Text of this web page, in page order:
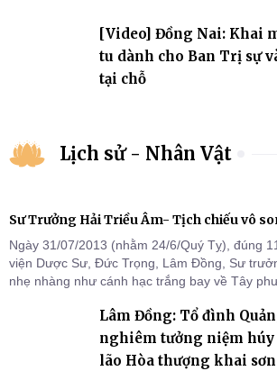
[Video] Đồng Nai: Khai
tu dành cho Ban Trị sự
tại chỗ
Lịch sử - Nhân Vật
Sư Trưởng Hải Triều Âm- Tịch chiếu vô
Ngày 31/07/2013 (nhằm 24/6/Quý Tỵ), đúng
viện Dược Sư, Đức Trọng, Lâm Đồng, Sư
nhẹ nhàng như cánh hạc trắng bay về Tây
Lâm Đồng: Tổ đình
nghiêm tưởng niệm húy
lão Hòa thượng khai